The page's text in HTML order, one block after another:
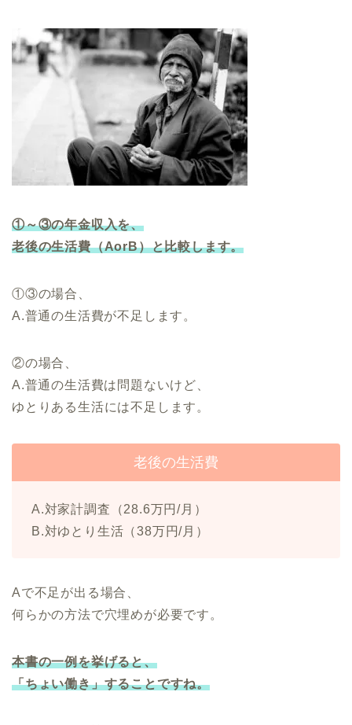
①～③の年金収入を、
老後の生活費（AorB）と比較します。
①③の場合、
A.普通の生活費が不足します。
②の場合、
A.普通の生活費は問題ないけど、
ゆとりある生活には不足します。
老後の生活費
A.対家計調査（28.6万円/月）
B.対ゆとり生活（38万円/月）
Aで不足が出る場合、
何らかの方法で穴埋めが必要です。
本書の一例を挙げると、
「ちょい働き」することですね。